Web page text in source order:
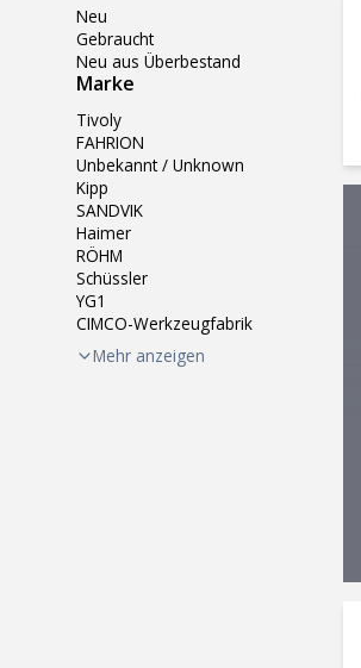
Neu
Gebraucht
Neu aus Überbestand
Marke
Tivoly
FAHRION
Unbekannt / Unknown
Kipp
SANDVIK
Haimer
RÖHM
Schüssler
YG1
CIMCO-Werkzeugfabrik
Mehr anzeigen